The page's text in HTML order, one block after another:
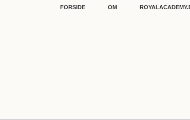
FORSIDE OM